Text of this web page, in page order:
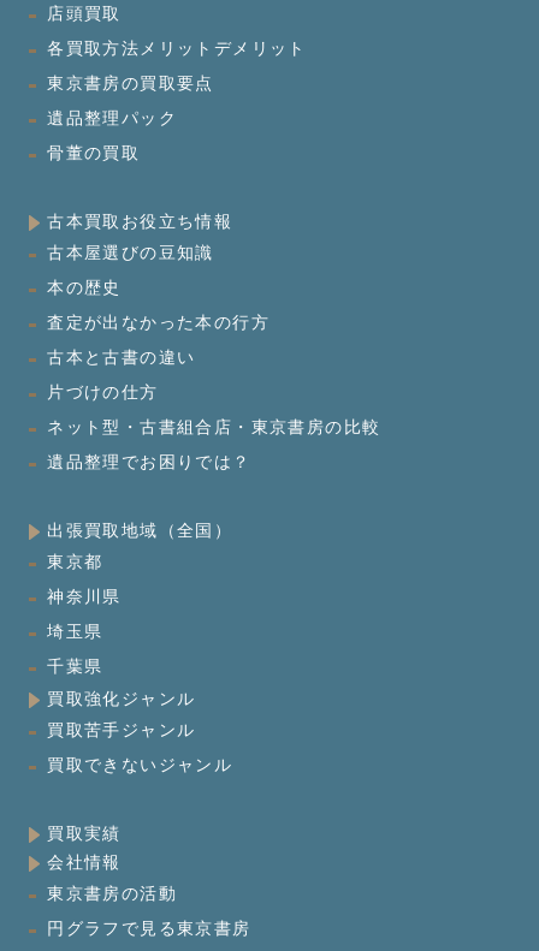
店頭買取
各買取方法メリットデメリット
東京書房の買取要点
遺品整理パック
骨董の買取
古本買取お役立ち情報
古本屋選びの豆知識
本の歴史
査定が出なかった本の行方
古本と古書の違い
片づけの仕方
ネット型・古書組合店・東京書房の比較
遺品整理でお困りでは？
出張買取地域（全国）
東京都
神奈川県
埼玉県
千葉県
買取強化ジャンル
買取苦手ジャンル
買取できないジャンル
買取実績
会社情報
東京書房の活動
円グラフで見る東京書房